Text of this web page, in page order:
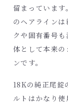
留まっていま
のヘアライン
クや固有番号
体として本来の
ンです。
18Kの純正尾錠
ルトはかなり